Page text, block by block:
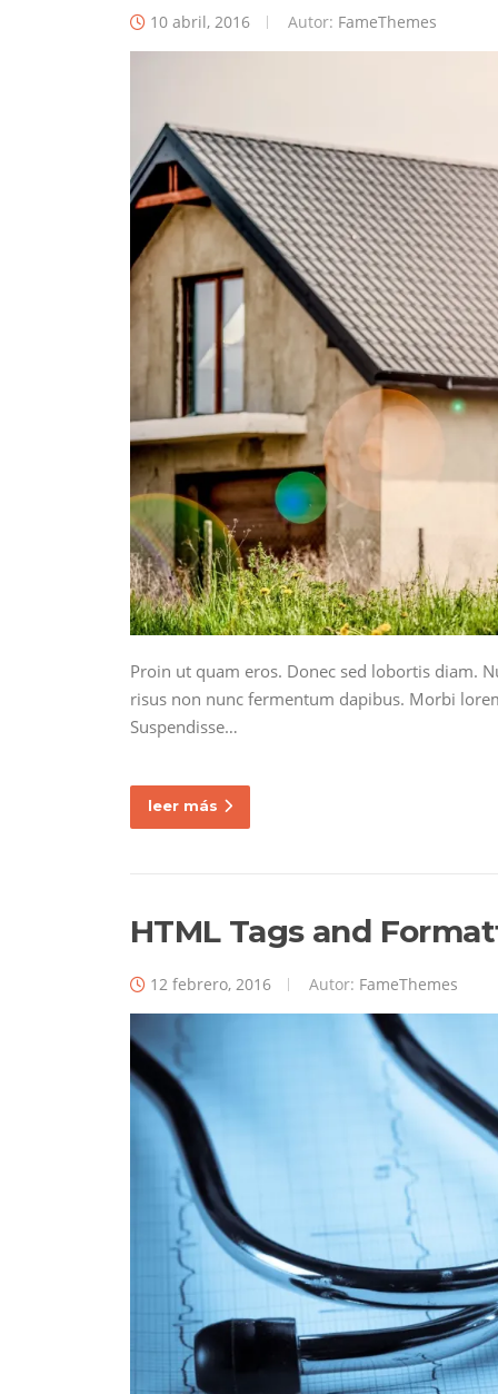
10 abril, 2016 Autor: FameThemes
Proin ut quam eros. Donec sed lobortis diam.
risus non nunc fermentum dapibus. Morbi
Suspendisse…
leer más
HTML Tags and
12 febrero, 2016 Autor: FameThemes